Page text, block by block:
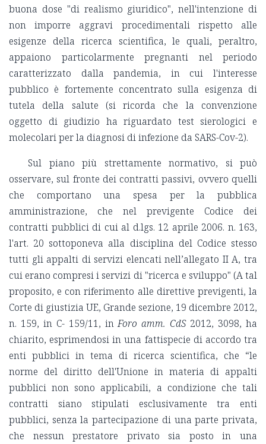
buona dose "di realismo giuridico", nell'intenzione di
non imporre aggravi procedimentali rispetto alle
esigenze della ricerca scientifica, le quali, peraltro,
appaiono particolarmente pregnanti nel periodo
caratterizzato dalla pandemia, in cui l'interesse
pubblico è fortemente concentrato sulla esigenza di
tutela della salute (si ricorda che la convenzione
oggetto di giudizio ha riguardato test sierologici e
molecolari per la diagnosi di infezione da SARS-Cov-2).
Sul piano più strettamente normativo, si può
osservare, sul fronte dei contratti passivi, ovvero quelli
che comportano una spesa per la pubblica
amministrazione, che nel previgente Codice dei
contratti pubblici di cui al d.lgs. 12 aprile 2006. n. 163,
l'art. 20 sottoponeva alla disciplina del Codice stesso
tutti gli appalti di servizi elencati nell’allegato II A, tra
cui erano compresi i servizi di "ricerca e sviluppo" (A tal
proposito, e con riferimento alle direttive previgenti, la
Corte di giustizia UE, Grande sezione, 19 dicembre 2012,
n. 159, in C- 159/11, inForo amm. CdS2012, 3098, ha
chiarito, esprimendosi in una fattispecie di accordo tra
enti pubblici in tema di ricerca scientifica, che “le
norme del diritto dell'Unione in materia di appalti
pubblici non sono applicabili, a condizione che tali
contratti siano stipulati esclusivamente tra enti
pubblici, senza la partecipazione di una parte privata,
che nessun prestatore privato sia posto in una